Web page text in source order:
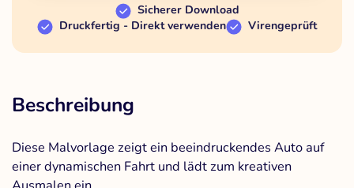
Sicherer Download
Druckfertig - Direkt verwenden
Virengeprüft
Beschreibung
Diese Malvorlage zeigt ein beeindruckendes Auto auf
einer dynamischen Fahrt und lädt zum kreativen